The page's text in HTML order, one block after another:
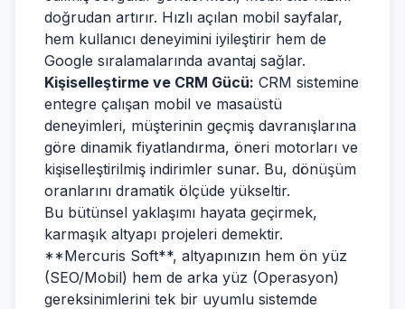
doğrudan artırır. Hızlı açılan mobil sayfalar,
hem kullanıcı deneyimini iyileştirir hem de
Google sıralamalarında avantaj sağlar.
Kişiselleştirme ve CRM Gücü: CRM sistemine
entegre çalışan mobil ve masaüstü
deneyimleri, müşterinin geçmiş davranışlarına
göre dinamik fiyatlandırma, öneri motorları ve
kişiselleştirilmiş indirimler sunar. Bu, dönüşüm
oranlarını dramatik ölçüde yükseltir.
Bu bütünsel yaklaşımı hayata geçirmek,
karmaşık altyapı projeleri demektir.
**Mercuris Soft**, altyapınızın hem ön yüz
(SEO/Mobil) hem de arka yüz (Operasyon)
gereksinimlerini tek bir uyumlu sistemde